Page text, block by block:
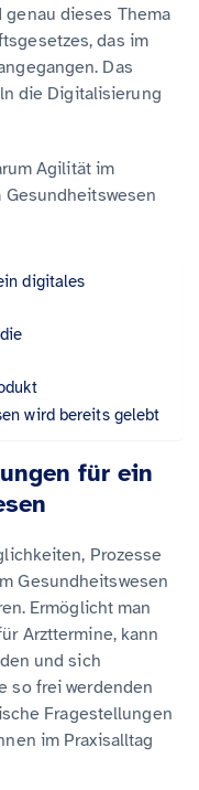
dieses Thema
das im
Das
die Digitalisierung
Agilität im
digitales
wird bereits gelebt
für ein
Prozesse
Gesundheitswesen
Ermöglicht man
Arzttermine, kann
und sich
so frei werdenden
Fragestellungen
im Praxisalltag